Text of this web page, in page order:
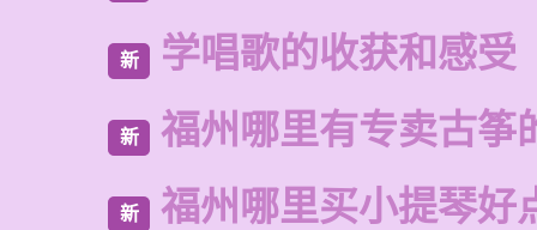
新 学唱歌的收获和感受
新 福州哪里有专卖古筝
新 福州哪里买小提琴好